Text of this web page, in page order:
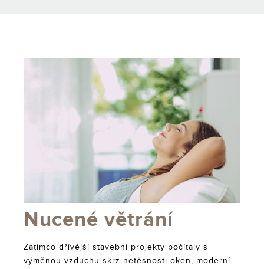
Nucené větrání
Zatímco dřívější stavební projekty počítaly s
výměnou vzduchu skrz netěsnosti oken, moderní